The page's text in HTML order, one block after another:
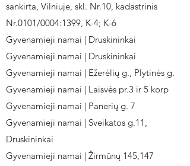
sankirta, Vilniuje, skl. Nr.10, kadastrinis
Nr.0101/0004:1399, K-4; K-6
Gyvenamieji namai | Druskininkai
Gyvenamieji namai | Druskininkai
Gyvenamieji namai | Ežerėlių g., Plytinės g.
Gyvenamieji namai | Laisvės pr.3 ir 5 korp
Gyvenamieji namai | Panerių g. 7
Gyvenamieji namai | Sveikatos g.11,
Druskininkai
Gyvenamieji namai | Žirmūnų 145,147